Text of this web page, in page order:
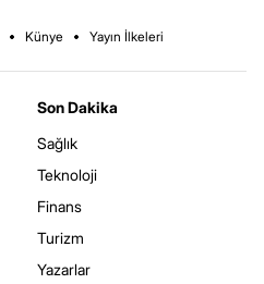
Künye Yayın İlkeleri
Son Dakika
Sağlık
Teknoloji
Finans
Turizm
Yazarlar